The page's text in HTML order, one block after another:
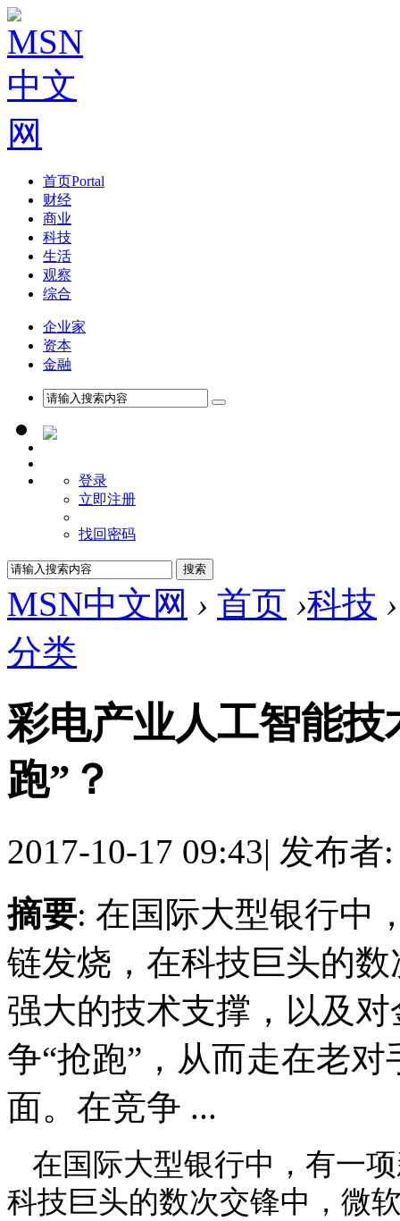
首页Portal
财经
商业
科技
生活
观察
综合
企业家
资本
金融
登录
立即注册
找回密码
MSN中文网 › 首页 ›科技 ›
分类
彩电产业人工智能
跑”？
2017-10-17 09:43| 发布者
摘要: 在国际大型银行
链发烧，在科技巨头的
强大的技术支撑，以及
争“抢跑”，从而走在老
面。在竞争 ...
在国际大型银行中，有一
科技巨头的数次交锋中，微